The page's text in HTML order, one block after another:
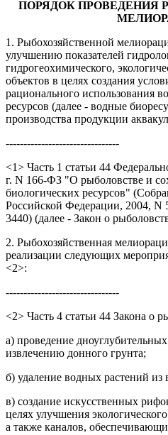
ПОРЯДОК ПРОВЕДЕНИЯ
1. Рыбохозяйственной
улучшению показателей
гидрогеохимического,
объектов в целях создания
рационального использования
ресурсов (далее - водные
производства продукции
--------------------------------
<1> Часть 1 статьи 44
г. N 166-ФЗ "О рыболовстве и
биологических ресурсов"
Российской Федерации, 2004, N
3440) (далее - Закон о
2. Рыбохозяйственная
реализации следующих
<2>:
--------------------------------
<2> Часть 4 статьи 44 Закона о
а) проведение
извлечению донного грунта;
б) удаление водных растений из
в) создание искусственных
целях улучшения
а также каналов,